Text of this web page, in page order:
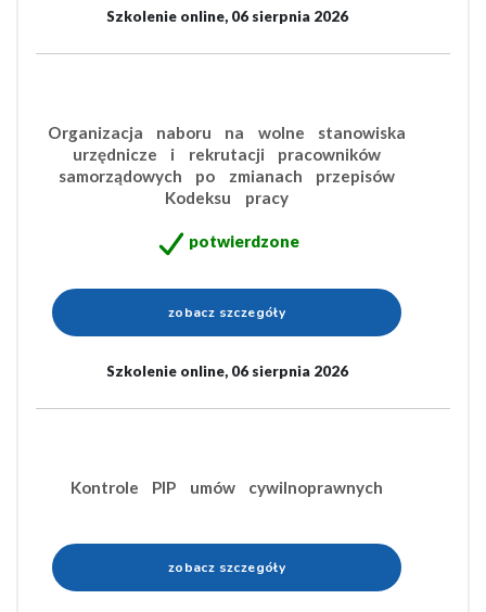
Szkolenie online, 06 sierpnia 2026
Organizacja naboru na wolne stanowiska
urzędnicze i rekrutacji pracowników
samorządowych po zmianach przepisów
Kodeksu pracy
potwierdzone
zobacz szczegóły
Szkolenie online, 06 sierpnia 2026
Kontrole PIP umów cywilnoprawnych
zobacz szczegóły